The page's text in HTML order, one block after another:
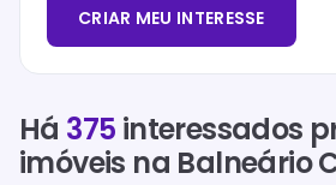
CRIAR MEU INTERESSE
Há 375 interessados
imóveis na Balneário